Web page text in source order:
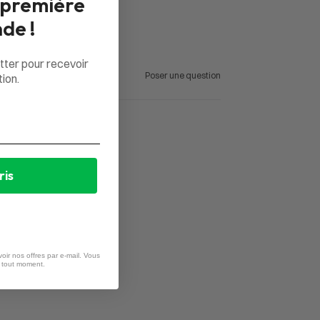
Poser une question
!
pour recevoir
nos offres par e-mail. Vous
moment.